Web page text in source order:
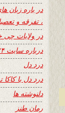
در باره زبان
، تفرقه و
در ولایات
درباره سایت ۲۴ ساعت
درد دل
درد دل با کاکا
دلنوشته ها
رمان طنز